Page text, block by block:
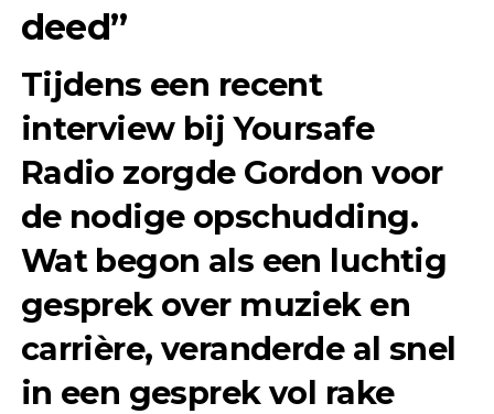
deed”
Tijdens een recent
interview bij Yoursafe
Radio zorgde Gordon voor
de nodige opschudding.
Wat begon als een luchtig
gesprek over muziek en
carrière, veranderde al snel
in een gesprek vol rake